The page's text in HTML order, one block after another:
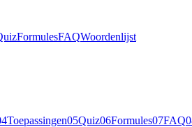
FormulesFAQWoordenlijst
4Toepassingen05Quiz06Formules07FAQ0